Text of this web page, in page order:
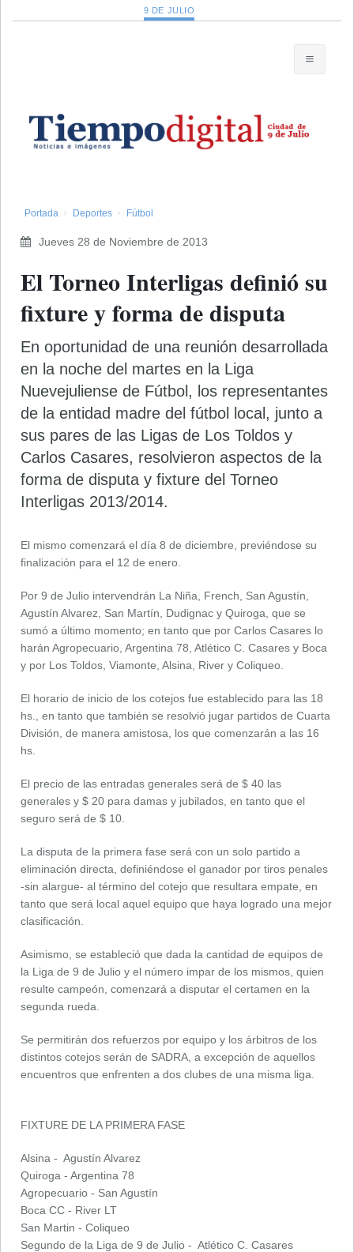
9 DE JULIO
Portada Deportes Fútbol
Jueves 28 de Noviembre de 2013
El Torneo Interligas definió su
fixture y forma de disputa
En oportunidad de una reunión desarrollada
en la noche del martes en la Liga
Nuevejuliense de Fútbol, los representantes
de la entidad madre del fútbol local, junto a
sus pares de las Ligas de Los Toldos y
Carlos Casares, resolvieron aspectos de la
forma de disputa y fixture del Torneo
Interligas 2013/2014.
El mismo comenzará el día 8 de diciembre, previéndose su
finalización para el 12 de enero.
Por 9 de Julio intervendrán La Niña, French, San Agustín,
Agustín Alvarez, San Martín, Dudignac y Quiroga, que se
sumó a último momento; en tanto que por Carlos Casares lo
harán Agropecuario, Argentina 78, Atlético C. Casares y Boca
y por Los Toldos, Viamonte, Alsina, River y Coliqueo.
El horario de inicio de los cotejos fue establecido para las 18
hs., en tanto que también se resolvió jugar partidos de Cuarta
División, de manera amistosa, los que comenzarán a las 16
hs.
El precio de las entradas generales será de $ 40 las
generales y $ 20 para damas y jubilados, en tanto que el
seguro será de $ 10.
La disputa de la primera fase será con un solo partido a
eliminación directa, definiéndose el ganador por tiros penales
-sin alargue- al término del cotejo que resultara empate, en
tanto que será local aquel equipo que haya logrado una mejor
clasificación.
Asimismo, se estableció que dada la cantidad de equipos de
la Liga de 9 de Julio y el número impar de los mismos, quien
resulte campeón, comenzará a disputar el certamen en la
segunda rueda.
Se permitirán dos refuerzos por equipo y los árbitros de los
distintos cotejos serán de SADRA, a excepción de aquellos
encuentros que enfrenten a dos clubes de una misma liga.
FIXTURE DE LA PRIMERA FASE
Alsina - Agustín Alvarez
Quiroga - Argentina 78
Agropecuario - San Agustín
Boca CC - River LT
San Martin - Coliqueo
Segundo de la Liga de 9 de Julio - Atlético C. Casares